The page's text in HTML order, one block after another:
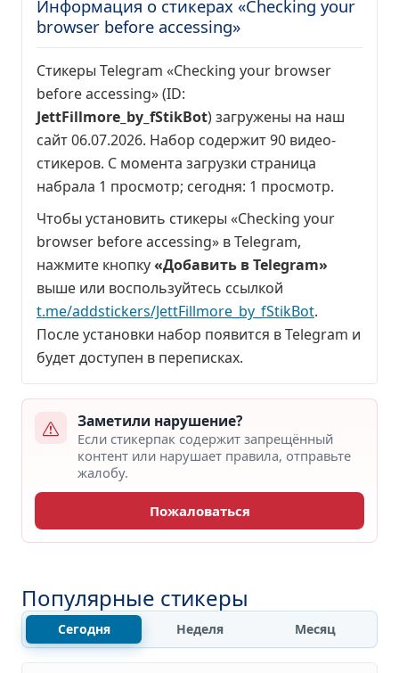
Информация о стикерах «Checking your
browser before accessing»
Стикеры Telegram «Checking your browser
before accessing» (ID:
JettFillmore_by_fStikBot) загружены на наш
сайт 06.07.2026. Набор содержит 90 видео-
стикеров. С момента загрузки страница
набрала 1 просмотр; сегодня: 1 просмотр.
Чтобы установить стикеры «Checking your
browser before accessing» в Telegram,
нажмите кнопку«Добавить в Telegram»
выше или воспользуйтесь ссылкой
t.me/addstickers/JettFillmore_by_fStikBot.
После установки набор появится в Telegram и
будет доступен в переписках.
Заметили нарушение?
Если стикерпак содержит запрещённый
контент или нарушает правила, отправьте
жалобу.
Пожаловаться
Популярные стикеры
Сегодня Неделя Месяц